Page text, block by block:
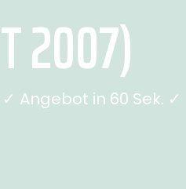
2007)
Angebot in 60 Sek. ✓